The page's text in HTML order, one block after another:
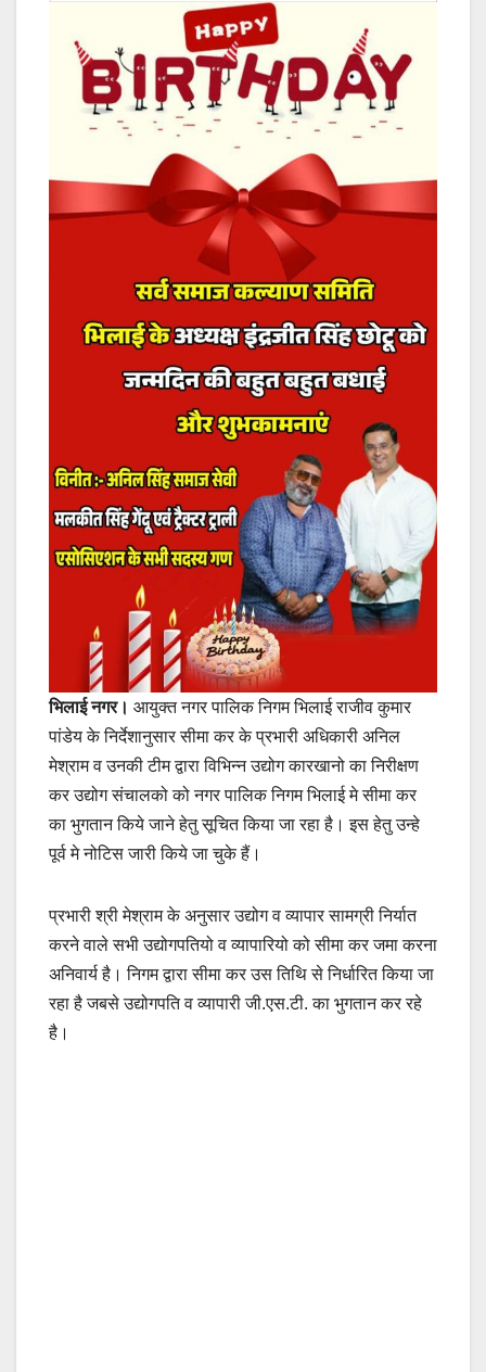
भिलाई नगर। आयुक्त नगर पालिक निगम भिलाई राजीव कुमार
पांडेय के निर्देशानुसार सीमा कर के प्रभारी अधिकारी अनिल
मेश्राम व उनकी टीम द्वारा विभिन्न उद्योग कारखानो का निरीक्षण
कर उद्योग संचालको को नगर पालिक निगम भिलाई मे सीमा कर
का भुगतान किये जाने हेतु सूचित किया जा रहा है। इस हेतु उन्हे
पूर्व मे नोटिस जारी किये जा चुके हैं।
प्रभारी श्री मेश्राम के अनुसार उद्योग व व्यापार सामग्री निर्यात
करने वाले सभी उद्योगपतियो व व्यापारियो को सीमा कर जमा करना
अनिवार्य है। निगम द्वारा सीमा कर उस तिथि से निर्धारित किया जा
रहा है जबसे उद्योगपति व व्यापारी जी.एस.टी. का भुगतान कर रहे
है।